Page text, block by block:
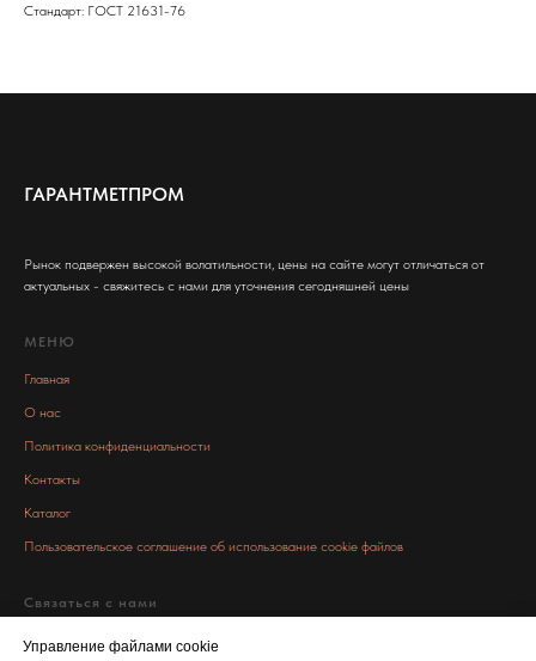
Управление файлами cookie
Стандарт: ГОСТ 21631-76
ГАРАНТМЕТПРОМ
Рынок подвержен высокой волатильности, цены на сайте могут отличаться от
актуальных - свяжитесь с нами для уточнения сегодняшней цены
МЕНЮ
Главная
О нас
Политика конфиденциальности
Контакты
Каталог
Пользовательское соглашение об использование cookie файлов
Связаться с нами
info@garant-metall.ru